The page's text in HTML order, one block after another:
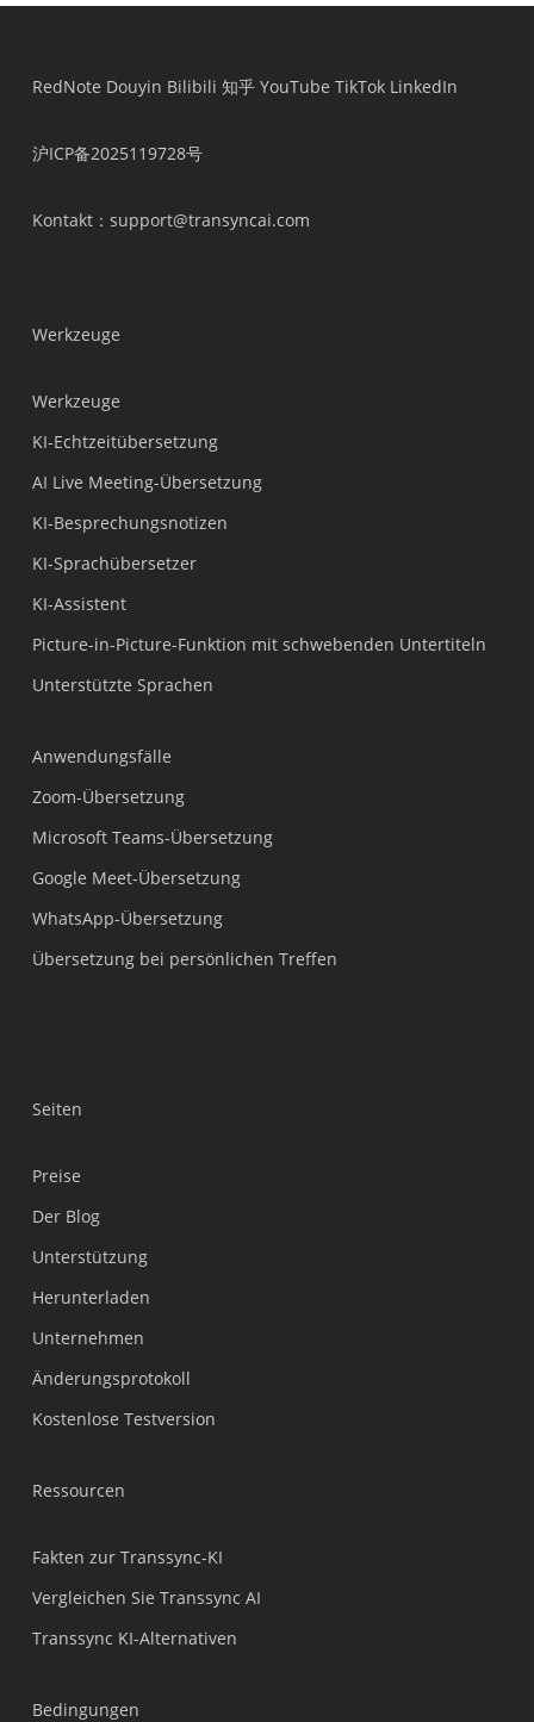
RedNote Douyin Bilibili 知乎 YouTube TikTok LinkedIn
沪ICP备2025119728号
Kontakt：support@transyncai.com
Werkzeuge
Werkzeuge
KI-Echtzeitübersetzung
AI Live Meeting-Übersetzung
KI-Besprechungsnotizen
KI-Sprachübersetzer
KI-Assistent
Picture-in-Picture-Funktion mit schwebenden Untertiteln
Unterstützte Sprachen
Anwendungsfälle
Zoom-Übersetzung
Microsoft Teams-Übersetzung
Google Meet-Übersetzung
WhatsApp-Übersetzung
Übersetzung bei persönlichen Treffen
Seiten
Preise
Der Blog
Unterstützung
Herunterladen
Unternehmen
Änderungsprotokoll
Kostenlose Testversion
Ressourcen
Fakten zur Transsync-KI
Vergleichen Sie Transsync AI
Transsync KI-Alternativen
Bedingungen